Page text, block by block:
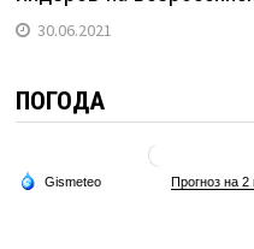
30.06.2021
ПОГОДА